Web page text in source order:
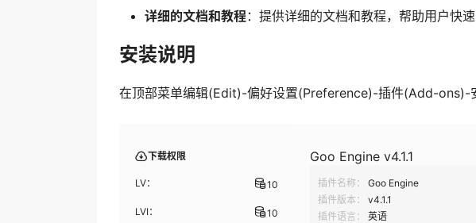
详细的文档和教程：提供详细的文档和教程，帮助用户快
安装说明
在顶部菜单编辑(Edit)-偏好设置(Preference)-插件(Add-ons)-
下载权限
LV： 10
LVI： 10
Goo Engine v4.1.1
插件名称： Goo Engine
插件版本：
v4.1.1
插件语言：
英语